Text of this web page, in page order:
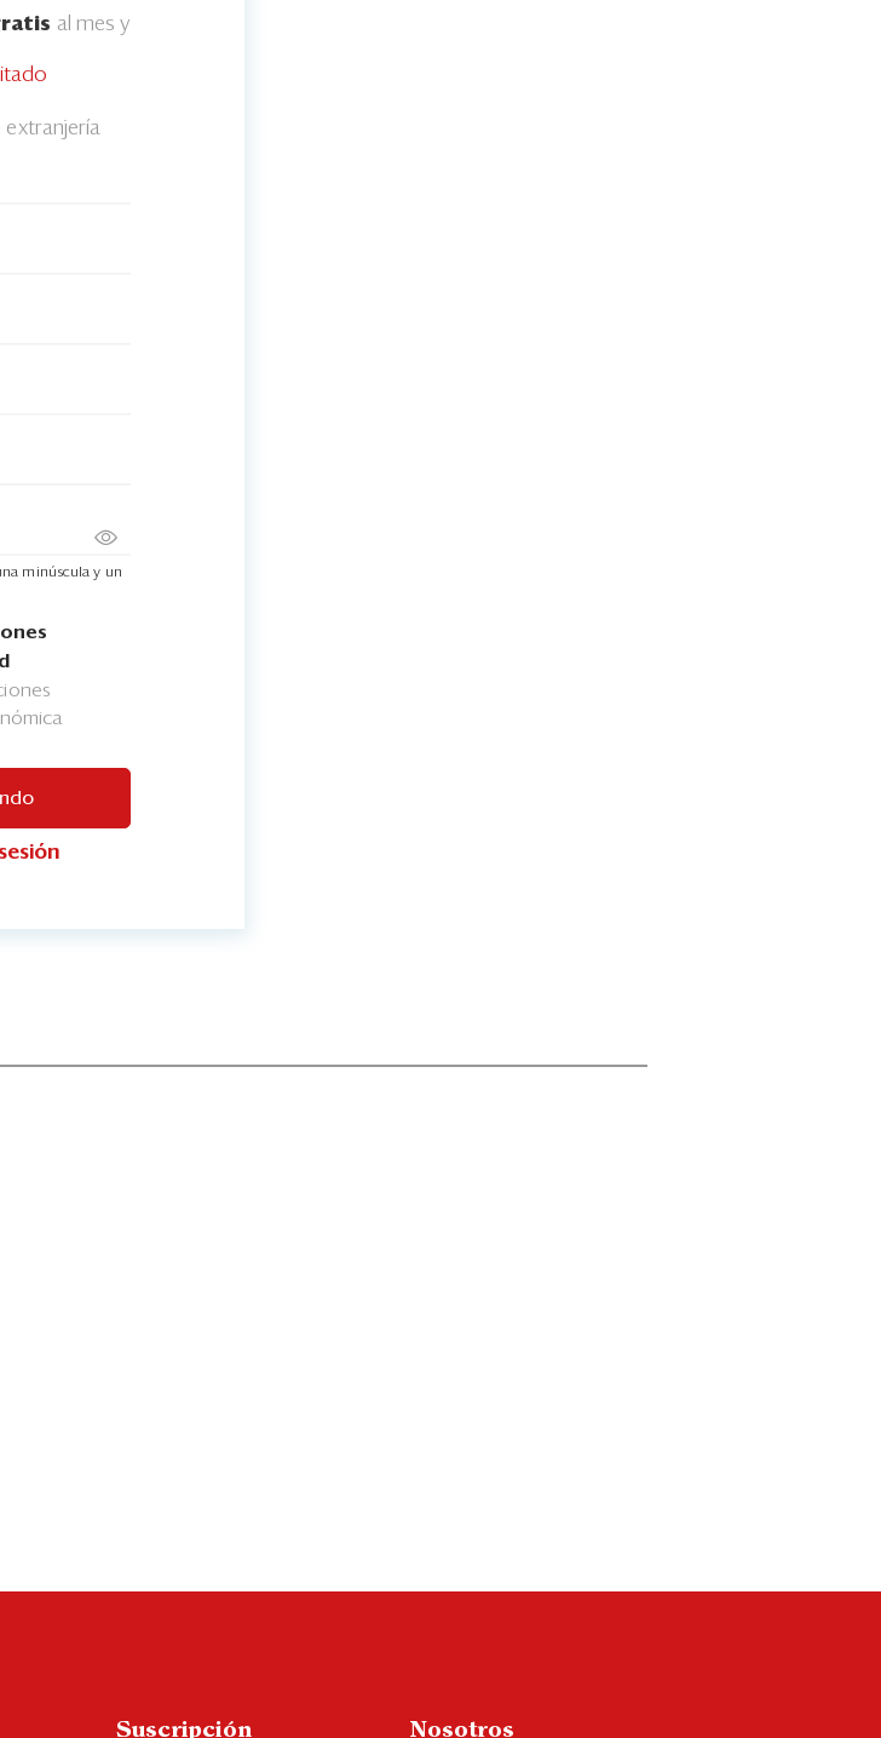
al mes y
extranjería
minúscula y un
Suscripción Nosotros